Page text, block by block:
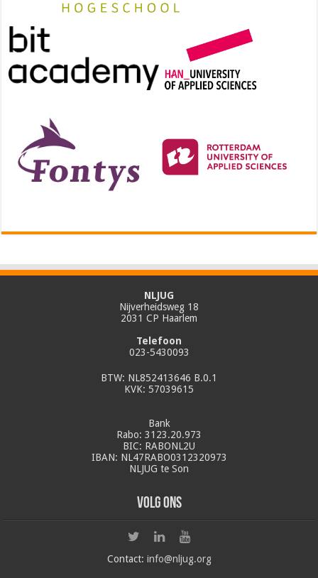
NLJUG
Nijverheidsweg 18
2031 CP Haarlem
Telefoon
023-5430093
BTW: NL852413646 B.0.1
KVK: 57039615
Bank
Rabo: 3123.20.973
BIC: RABONL2U
IBAN: NL47RABO0312320973
NLJUG te Son
Volg ons
Contact: info@nljug.org